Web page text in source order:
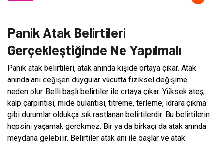
Panik Atak Belirtileri
Gerçekleştiğinde Ne Yapılmalı
Panik atak belirtileri, atak anında kişide ortaya çıkar. Atak
anında ani değişen duygular vücutta fiziksel değişime
neden olur. Belli başlı belirtiler ile ortaya çıkar. Yüksek ateş,
kalp çarpıntısı, mide bulantısı, titreme, terleme, idrara çıkma
gibi durumlar oldukça sık rastlanan belirtilerdir. Bu belirtilerin
hepsini yaşamak gerekmez. Bir ya da birkaçı da atak anında
meydana gelebilir. Belirtiler atak anı ile başlar ve atak